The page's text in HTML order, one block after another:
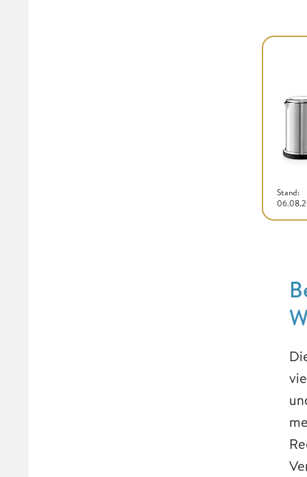
Stand: